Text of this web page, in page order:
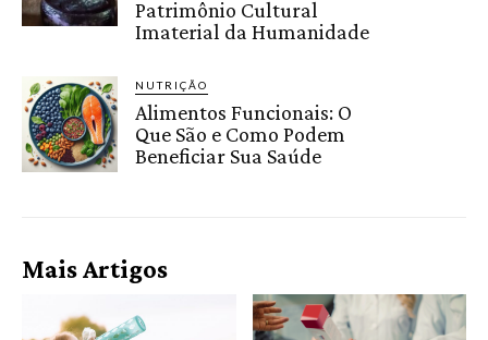
Patrimônio Cultural
Imaterial da Humanidade
NUTRIÇÃO
Alimentos Funcionais: O
Que São e Como Podem
Beneficiar Sua Saúde
Mais Artigos